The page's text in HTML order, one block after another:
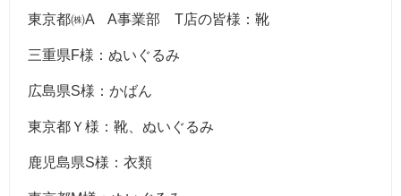
東京都㈱A A事業部 T店の皆様：靴
三重県F様：ぬいぐるみ
広島県S様：かばん
東京都Ｙ様：靴、ぬいぐるみ
鹿児島県S様：衣類